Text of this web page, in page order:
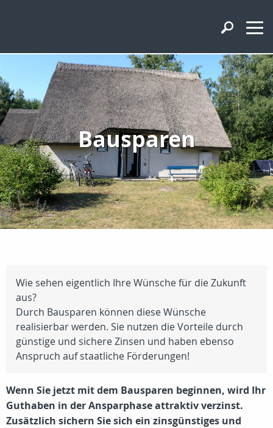
Bausparen
Wie sehen eigentlich Ihre Wünsche für die Zukunft
aus?
Durch Bausparen können diese Wünsche
realisierbar werden. Sie nutzen die Vorteile durch
günstige und sichere Zinsen und haben ebenso
Anspruch auf staatliche Förderungen!
Wenn Sie jetzt mit dem Bausparen beginnen, wird Ihr
Guthaben in der Ansparphase attraktiv verzinst.
Zusätzlich sichern Sie sich ein zinsgünstiges und